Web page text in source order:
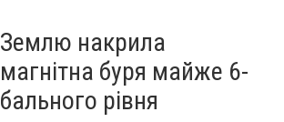
Землю накрила
магнітна буря майже 6-
бального рівня